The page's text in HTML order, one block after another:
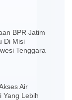
BPR Jatim
Di Misi
Tenggara
Air
Yang Lebih